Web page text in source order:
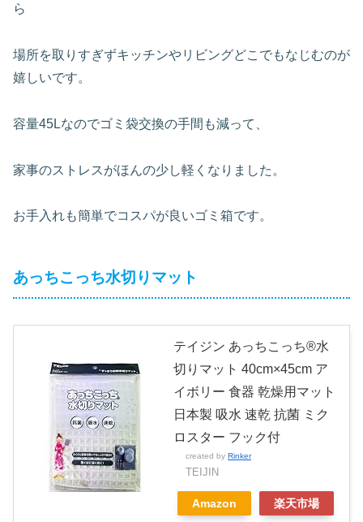
ら
場所を取りすぎずキッチンやリビングどこでもなじむのが
嬉しいです。
容量45Lなのでゴミ袋交換の手間も減って、
家事のストレスがほんの少し軽くなりました。
お手入れも簡単でコスパが良いゴミ箱です。
あっちこっち水切りマット
テイジン あっちこっち®水
切りマット 40cm×45cm ア
イボリー 食器 乾燥用マット
日本製 吸水 速乾 抗菌 ミク
ロスター フック付
created by Rinker
TEIJIN
Amazon 楽天市場